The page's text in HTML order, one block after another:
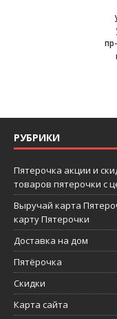
РУБРИКИ
Пятерочка акции и
товаров пятерочки с
Выручай карта
карту Пятерочки
Доставка на дом
Пятёрочка
Скидки
Карта сайта